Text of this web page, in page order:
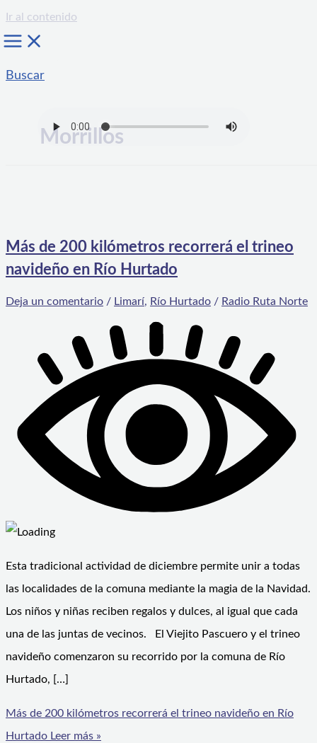
Ir al contenido
Buscar
Morrillos
Más de 200 kilómetros recorrerá el trineo
navideño en Río Hurtado
Deja un comentario / Limarí, Río Hurtado / Radio Ruta Norte
Esta tradicional actividad de diciembre permite unir a todas
las localidades de la comuna mediante la magia de la Navidad.
Los niños y niñas reciben regalos y dulces, al igual que cada
una de las juntas de vecinos. El Viejito Pascuero y el trineo
navideño comenzaron su recorrido por la comuna de Río
Hurtado, […]
Más de 200 kilómetros recorrerá el trineo navideño en Río
Hurtado Leer más »